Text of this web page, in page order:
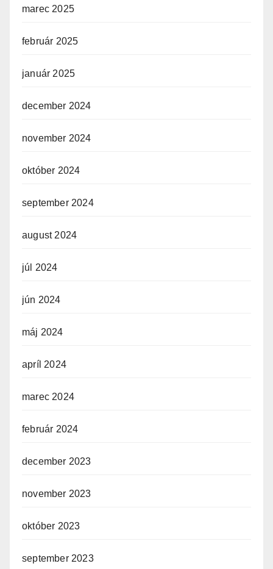
marec 2025
február 2025
január 2025
december 2024
november 2024
október 2024
september 2024
august 2024
júl 2024
jún 2024
máj 2024
apríl 2024
marec 2024
február 2024
december 2023
november 2023
október 2023
september 2023